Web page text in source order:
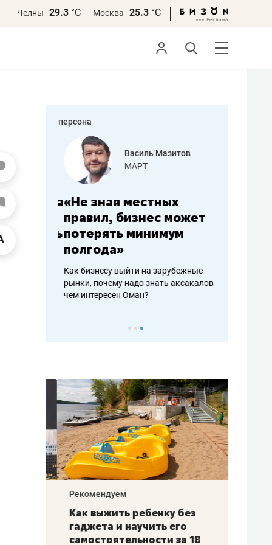
Челны 29.3 °С Москва 25.3 °С
персона
работа
Василь Мазитов
МАРТ
«Не зная местных
правил, бизнес может
потерять минимум
полгода»
Как бизнесу выйти на зарубежные
рынки, почему надо знать аксакалов и
чем интересен Оман?
–
Рекомендуем
Как выжить ребенку без
гаджета и научить его
самостоятельности за 18